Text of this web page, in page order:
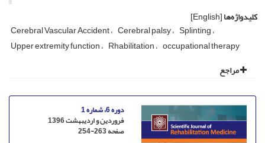
کلیدواژه‌ها[English]
Cerebral Vascular Accident Cerebral palsy Splinting
Upper extremity function Rhabilitation occupational therapy
مراجع
دوره 6، شماره 1
فروردین و اردیبهشت 1396
صفحه254-263